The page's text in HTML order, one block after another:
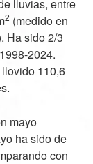
lluvias, entre
2 (medido en
Ha sido 2/3
2024.
110,6
mayo
ha sido de
con